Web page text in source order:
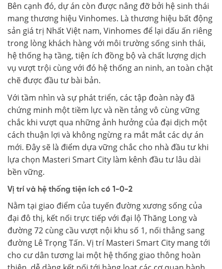
Bên cạnh đó, dự án còn được nâng đỡ bởi hệ sinh thái
mang thương hiệu Vinhomes. Là thương hiệu bất động
sản giá trị Nhất Việt nam, Vinhomes để lại dấu ấn riêng
trong lòng khách hàng với môi trường sống sinh thái,
hệ thống hạ tầng, tiện ích đồng bộ và chất lượng dịch
vụ vượt trội cùng với đó hệ thống an ninh, an toàn chặt
chẽ được đầu tư bài bản.
Với tầm nhìn và sự phát triển, các tập đoàn này đã
chứng minh một tiềm lực và nền tảng vô cùng vững
chắc khi vượt qua những ảnh hưởng của đại dịch một
cách thuận lợi và không ngừng ra mắt mắt các dự án
mới. Đây sẽ là điểm dựa vững chắc cho nhà đầu tư khi
lựa chọn Masteri Smart City làm kênh đầu tư lâu dài
bền vững.
Vị trí và hệ thống tiện ích có 1-0-2
Nằm tại giao điểm của tuyến đường xương sống của
đại đô thị, kết nối trực tiếp với đại lộ Thăng Long và
đường 72 cùng cầu vượt nội khu số 1, nối thẳng sang
đường Lê Trọng Tấn. Vị trí Masteri Smart City mang tới
cho cư dân tương lai một hệ thống giao thông hoàn